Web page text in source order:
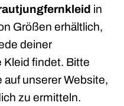
in
Größen erhältlich,
deiner
Kleid findet. Bitte
unserer Website,
zu ermitteln.